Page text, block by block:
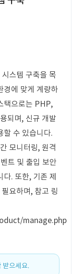
스템 구축을 목
경에 맞게 계량하
택으로는 PHP,
되며, 신규 개발
할 수 있습니다.
모니터링, 원격
트 및 출입 보안
. 또한, 기존 제
요하며, 참고 링
manage.php
받으세요.